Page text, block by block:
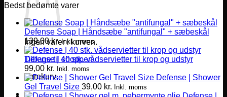
Ingen varer i kurven.
Tilbage til shoppen
Varekurv
Bedst bedømte varer
Defense Soap | Håndsæbe "antifungal" + sæbeskål
139,00kr. Inkl. moms
Defense | 40 stk. vådservietter til krop og udstyr
99,00 kr. Inkl. moms
Defense | Shower
Gel Travel Size 39,00 kr. Inkl. moms